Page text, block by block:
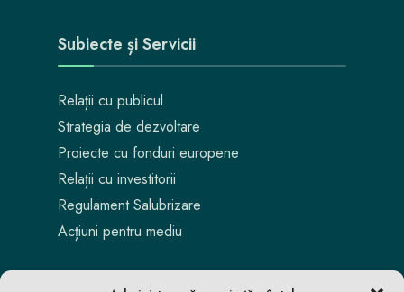
Subiecte și Servicii
Relații cu publicul
Strategia de dezvoltare
Proiecte cu fonduri europene
Relații cu investitorii
Regulament Salubrizare
Acțiuni pentru mediu